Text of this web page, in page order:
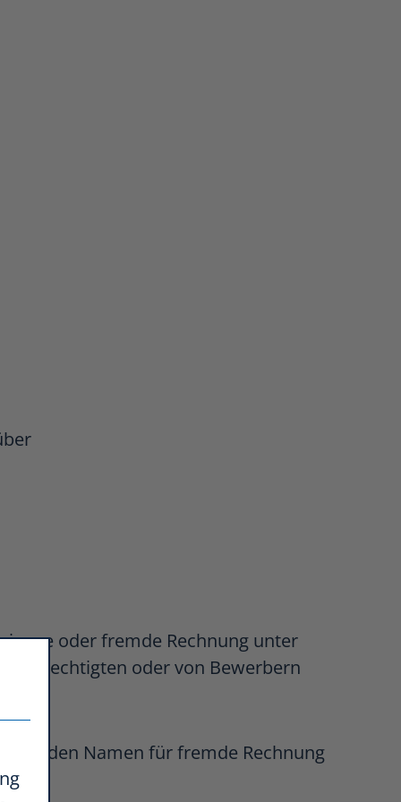
oder fremde Rechnung unter
oder von Bewerbern
Namen für fremde Rechnung